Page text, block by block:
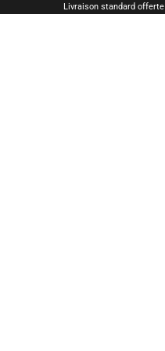
Livraison standard offerte